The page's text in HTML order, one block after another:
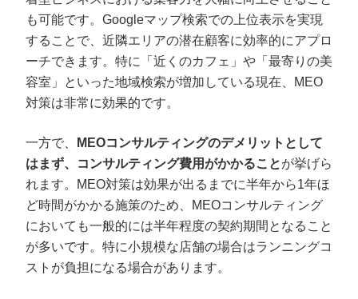
も可能です。Googleマップ検索での上位表示を実現
することで、近隣エリアの潜在顧客に効率的にアプロ
ーチできます。特に「近くのカフェ」や「最寄りの美
容室」といった地域検索が増加している現在、MEO
対策は非常に効果的です。
一方で、
MEOコンサルティングのデメリットとして
はまず、コンサルティング費用がかかることが挙げら
れます。MEO対策は効果が出るまでに半年から1年ほ
ど時間がかかる施策のため、MEOコンサルティング
においても一般的には半年程度の契約期間となること
が多いです。特に小規模な店舗の場合はランニングコ
ストが負担になる場合があります。